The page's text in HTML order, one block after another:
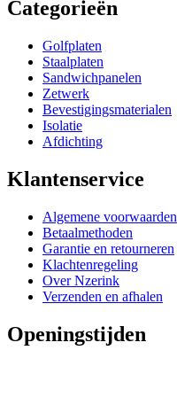
Categorieën
Golfplaten
Staalplaten
Sandwichpanelen
Zetwerk
Bevestigingsmaterialen
Isolatie
Afdichting
Klantenservice
Algemene voorwaarden
Betaalmethoden
Garantie en retourneren
Klachtenregeling
Over Nzerink
Verzenden en afhalen
Openingstijden